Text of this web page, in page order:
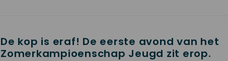
De kop is eraf! De eerste avond van het
Zomerkampioenschap Jeugd zit erop.